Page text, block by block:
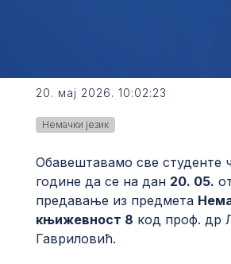
20. мај 2026. 10:02:23
Немачки језик
Обавештавамо све студенте
године да се на дан 20. 05.
предавање из предмета
књижевност 8 код проф. др
Гавриловић.